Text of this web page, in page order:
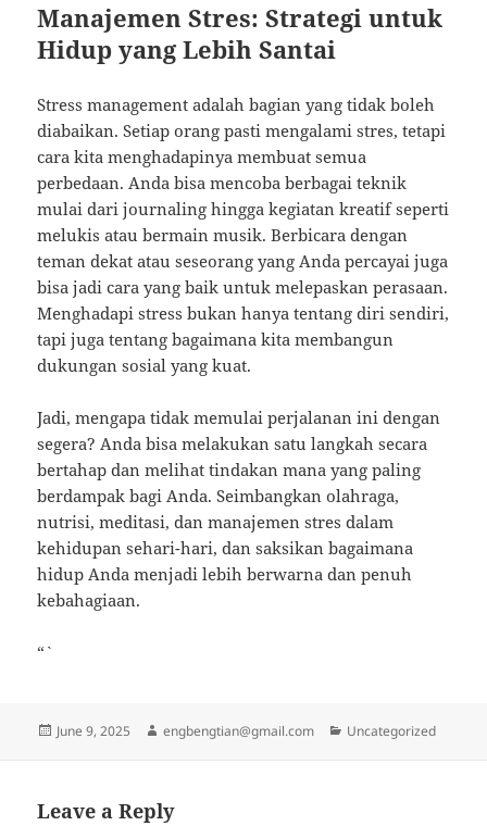
Manajemen Stres: Strategi untuk
Hidup yang Lebih Santai
Stress management adalah bagian yang tidak boleh
diabaikan. Setiap orang pasti mengalami stres, tetapi
cara kita menghadapinya membuat semua
perbedaan. Anda bisa mencoba berbagai teknik
mulai dari journaling hingga kegiatan kreatif seperti
melukis atau bermain musik. Berbicara dengan
teman dekat atau seseorang yang Anda percayai juga
bisa jadi cara yang baik untuk melepaskan perasaan.
Menghadapi stress bukan hanya tentang diri sendiri,
tapi juga tentang bagaimana kita membangun
dukungan sosial yang kuat.
Jadi, mengapa tidak memulai perjalanan ini dengan
segera? Anda bisa melakukan satu langkah secara
bertahap dan melihat tindakan mana yang paling
berdampak bagi Anda. Seimbangkan olahraga,
nutrisi, meditasi, dan manajemen stres dalam
kehidupan sehari-hari, dan saksikan bagaimana
hidup Anda menjadi lebih berwarna dan penuh
kebahagiaan.
“`
Posted
June 9, 2025 Author
engbengtian@gmail.com Categories
Uncategorized
Leave a Reply